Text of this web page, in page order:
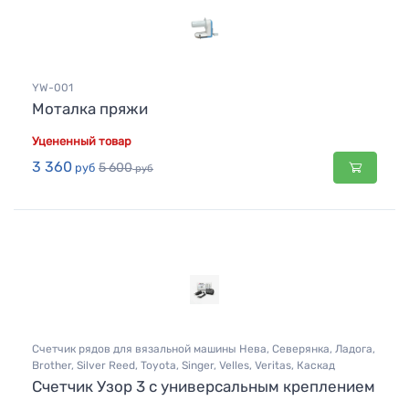
YW-001
Моталка пряжи
Уцененный товар
3 360 руб 5 600руб
Счетчик рядов для вязальной машины Нева, Северянка, Ладога,
Brother, Silver Reed, Toyota, Singer, Velles, Veritas, Каскад
Счетчик Узор 3 с универсальным креплением